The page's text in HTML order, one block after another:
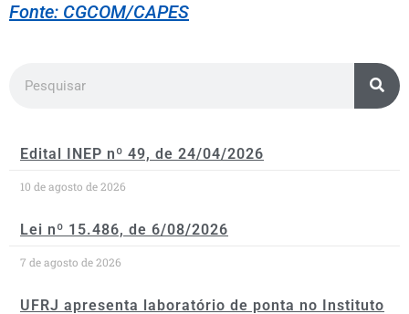
Fonte: CGCOM/CAPES
Edital INEP nº 49, de 24/04/2026
10 de agosto de 2026
Lei nº 15.486, de 6/08/2026
7 de agosto de 2026
UFRJ apresenta laboratório de ponta no Instituto